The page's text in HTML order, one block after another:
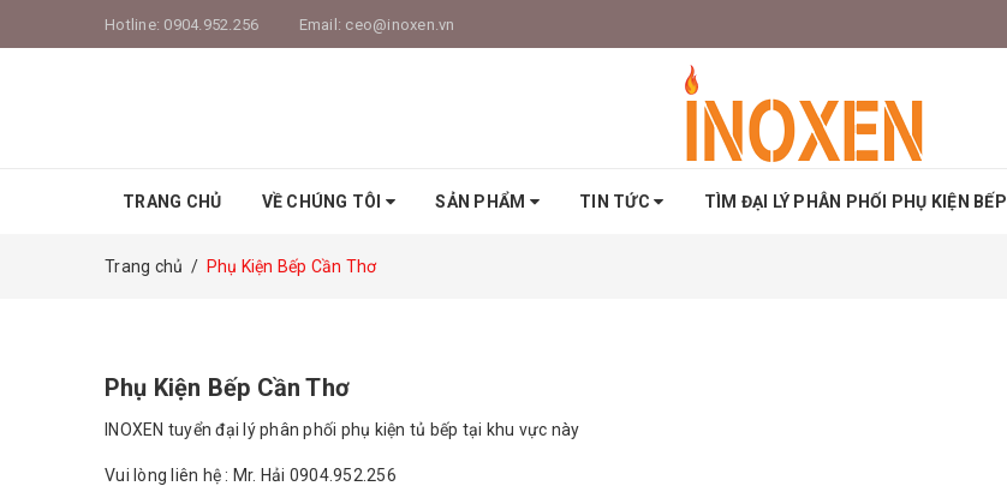
Hotline: 0904.952.256 Email: ceo@inoxen.vn
TRANG CHỦ VỀ CHÚNG TÔI SẢN PHẨM TIN TỨC TÌM ĐẠI LÝ PHÂN PHỐI PHỤ KIỆN BẾP
Trang chủ / Phụ Kiện Bếp Cần Thơ
Phụ Kiện Bếp Cần Thơ
INOXEN tuyển đại lý phân phối phụ kiện tủ bếp tại khu vực này
Vui lòng liên hệ : Mr. Hải 0904.952.256